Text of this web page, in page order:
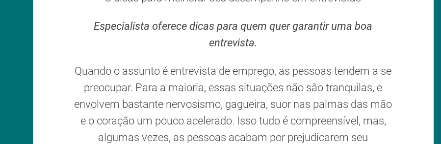
Especialista oferece dicas para quem quer garantir uma boa
entrevista.
Quando o assunto é entrevista de emprego, as pessoas tendem a se
preocupar. Para a maioria, essas situações não são tranquilas, e
envolvem bastante nervosismo, gagueira, suor nas palmas das mão
e o coração um pouco acelerado. Isso tudo é compreensível, mas,
algumas vezes, as pessoas acabam por prejudicarem seu